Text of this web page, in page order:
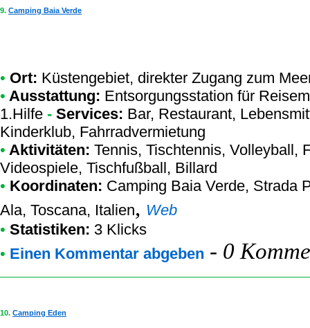
9. Camping Baia Verde
• Ort: Küstengebiet, direkter Zugang zum
• Ausstattung: Entsorgungsstation für
1.Hilfe - Services: Bar, Restaurant,
Kinderklub, Fahrradvermietung
• Aktivitäten: Tennis, Tischtennis, Volleyball,
Videospiele, Tischfußball, Billard
• Koordinaten: Camping Baia Verde, Strada
Ala, Toscana, Italien, Web
• Statistiken: 3 Klicks
• Einen Kommentar abgeben - 0
10. Camping Eden